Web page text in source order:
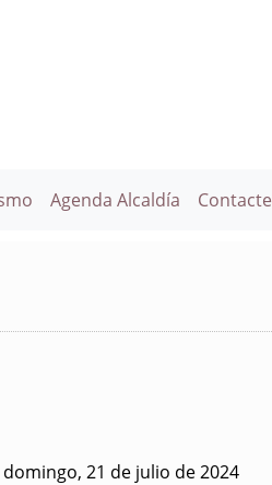
Agenda Alcaldía Contacte
21 de julio de 2024